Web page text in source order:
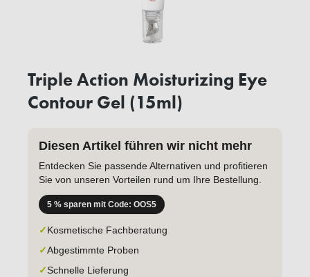
Triple Action Moisturizing Eye
Contour Gel (15ml)
Diesen Artikel führen wir nicht mehr
Entdecken Sie passende Alternativen und profitieren
Sie von unseren Vorteilen rund um Ihre Bestellung.
5 % sparen mit Code: OOS5
✓Kosmetische Fachberatung
✓Abgestimmte Proben
✓Schnelle Lieferung